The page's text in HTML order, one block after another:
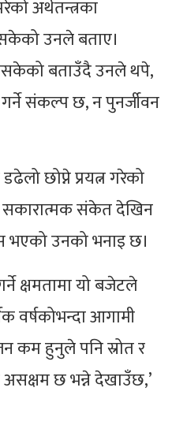
अर्थतन्त्रका
उनले बताए।
नसकेको बताउँदै उनले थपे,
संकल्प छ, न पुनर्जीवन
छोप्ने प्रयत्न गरेको
सकारात्मक संकेत देखिन
भएको उनको भनाइ छ।
क्षमतामा यो बजेटले
वर्षकोभन्दा आगामी
कम हुनुले पनि स्रोत र
छ भन्ने देखाउँछ,’